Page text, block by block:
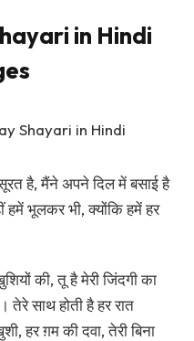
in Hindi
है, मैंने अपने दिल में बसाई है
हमें भूलकर भी, क्योंकि हमें हर
की, तू है मेरी जिंदगी का
तेरे साथ होती है हर रात
हर ग़म की दवा, तेरी बिना